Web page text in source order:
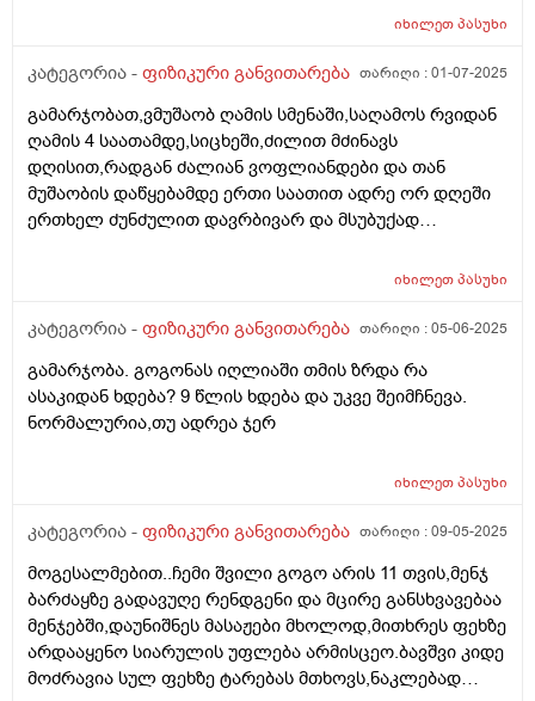
ქმედებები ნორმალურია, გვეკონტაქტება ჩვეულებრივ
როგორ ფიქრობთ, რასთან შეიძლება გვქონდეს
იხილეთპასუხი
კატეგორია - ფიზიკური განვითარება თარიღი :01-07-2025
გამარჯობათ,ვმუშაობ ღამის სმენაში,საღამოს რვიდან
ღამის 4 საათამდე,სიცხეში,ძილით მძინავს
დღისით,რადგან ძალიან ვოფლიანდები და თან
მუშაობის დაწყებამდე ერთი საათით ადრე ორ დღეში
ერთხელ ძუნძულით დავრბივარ და მსუბუქად
სპორტული დანამატები,ერთი არის ფხვნილის
და ტვინში სისხლის მიმოქცევას,ხელს უშლის
ენერგიას,კვებაც არ მაქვს
განსაკუთრებული,პირობებიდან გამომდინარე მიწევს
სულ მშრალების ჭამა,ყველა დღე შაურმა ან შაურმის
ვჭამ რაცარუნდა მოვინდომო,ყველა დღე მინიმუმ 2.5
ორჯერ ვშარდავ,რას მირჩევთ?დანამატებისბს
სახელებია amino after load,shilajit.ბევრი სახეობის
რაღაცეებს შეიცავს ორივე.
იხილეთპასუხი
კატეგორია - ფიზიკური განვითარება თარიღი :05-06-2025
გამარჯობა. გოგონას იღლიაში თმის ზრდა რა
ასაკიდან ხდება? 9 წლის ხდება და უკვე შეიმჩნევა.
ნორმალურია,თუ ადრეა ჯერ
იხილეთპასუხი
კატეგორია - ფიზიკური განვითარება თარიღი :09-05-2025
მოგესალმებით..ჩემი შვილი გოგო არის 11 თვის,მენჯ
ბარძაყზე გადავუღე რენდგენი და მცირე განსხვავებაა
მენჯებში,დაუნიშნეს მასაჟები მხოლოდ,მითხრეს ფეხზე
არდააყენო სიარულის უფლება არმისცეო.ბავშვი კიდე
მოძრავია სულ ფეხზე ტარებას მთხოვს,ნაკლებად